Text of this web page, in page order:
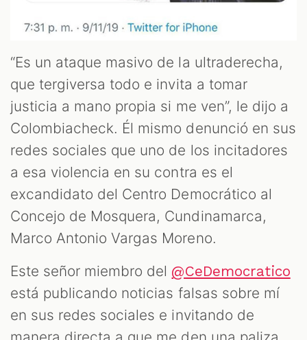
“Es un ataque masivo de la ultraderecha,
que tergiversa todo e invita a tomar
justicia a mano propia si me ven”, le dijo a
Colombiacheck. Él mismo denunció en sus
redes sociales que uno de los incitadores
a esa violencia en su contra es el
excandidato del Centro Democrático al
Concejo de Mosquera, Cundinamarca,
Marco Antonio Vargas Moreno.
Este señor miembro del @CeDemocratico
está publicando noticias falsas sobre mí
en sus redes sociales e invitando de